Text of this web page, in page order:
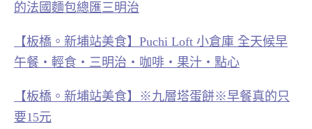
的法國麵包總匯三明治
【板橋。新埔站美食】Puchi Loft 小倉庫 全天候早
午餐‧輕食‧三明治‧咖啡‧果汁‧點心
【板橋。新埔站美食】※九層塔蛋餅※早餐真的只
要15元